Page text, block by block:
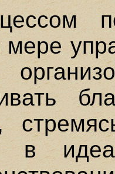
мере
в